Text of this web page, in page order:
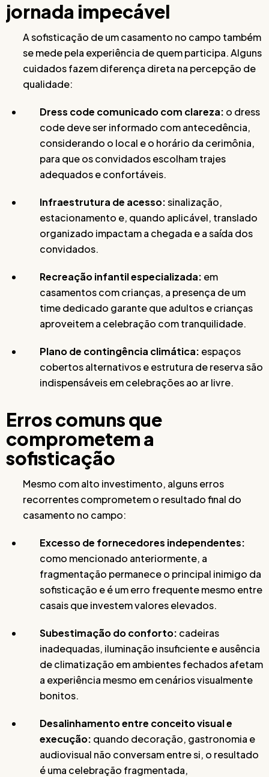
jornada impecável
A sofisticação de um casamento no campo também
se mede pela experiência de quem participa. Alguns
cuidados fazem diferença direta na percepção de
qualidade:
Dress code comunicado com clareza: o dress
code deve ser informado com antecedência,
considerando o local e o horário da cerimônia,
para que os convidados escolham trajes
adequados e confortáveis.
Infraestrutura de acesso:sinalização,
estacionamento e, quando aplicável, translado
organizado impactam a chegada e a saída dos
convidados.
Recreação infantil especializada: em
casamentos com crianças, a presença de um
time dedicado garante que adultos e crianças
aproveitem a celebração com tranquilidade.
Plano de contingência climática: espaços
cobertos alternativos e estrutura de reserva são
indispensáveis em celebrações ao ar livre.
Erros comuns que
comprometem a
sofisticação
Mesmo com alto investimento, alguns erros
recorrentes comprometem o resultado final do
casamento no campo:
Excesso de fornecedores independentes:
como mencionado anteriormente, a
fragmentação permanece o principal inimigo da
sofisticação e é um erro frequente mesmo entre
casais que investem valores elevados.
Subestimação do conforto: cadeiras
inadequadas, iluminação insuficiente e ausência
de climatização em ambientes fechados afetam
a experiência mesmo em cenários visualmente
bonitos.
Desalinhamento entre conceito visual e
execução: quando decoração, gastronomia e
audiovisual não conversam entre si, o resultado
é uma celebração fragmentada,